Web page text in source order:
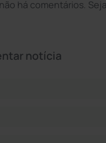
há comentários.
notícia